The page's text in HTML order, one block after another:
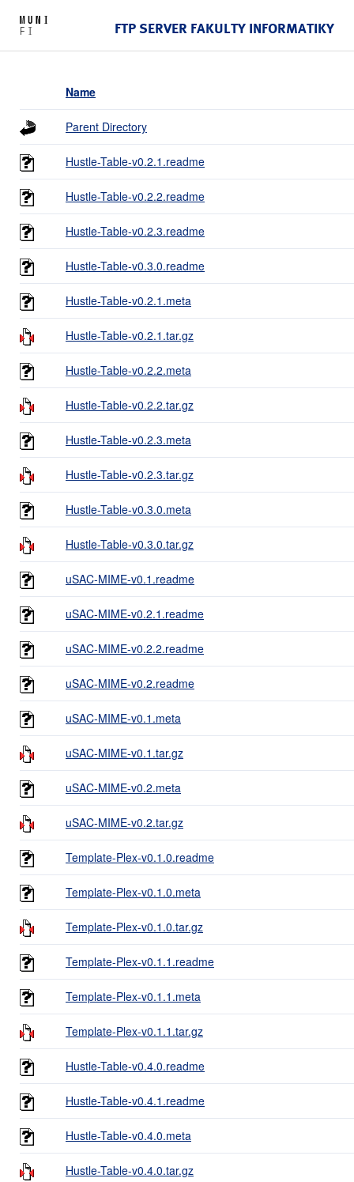
FTP SERVER FAKULTY INFORMATIKY
Name
Parent Directory
Hustle-Table-v0.2.1.readme
Hustle-Table-v0.2.2.readme
Hustle-Table-v0.2.3.readme
Hustle-Table-v0.3.0.readme
Hustle-Table-v0.2.1.meta
Hustle-Table-v0.2.1.tar.gz
Hustle-Table-v0.2.2.meta
Hustle-Table-v0.2.2.tar.gz
Hustle-Table-v0.2.3.meta
Hustle-Table-v0.2.3.tar.gz
Hustle-Table-v0.3.0.meta
Hustle-Table-v0.3.0.tar.gz
uSAC-MIME-v0.1.readme
uSAC-MIME-v0.2.1.readme
uSAC-MIME-v0.2.2.readme
uSAC-MIME-v0.2.readme
uSAC-MIME-v0.1.meta
uSAC-MIME-v0.1.tar.gz
uSAC-MIME-v0.2.meta
uSAC-MIME-v0.2.tar.gz
Template-Plex-v0.1.0.readme
Template-Plex-v0.1.0.meta
Template-Plex-v0.1.0.tar.gz
Template-Plex-v0.1.1.readme
Template-Plex-v0.1.1.meta
Template-Plex-v0.1.1.tar.gz
Hustle-Table-v0.4.0.readme
Hustle-Table-v0.4.1.readme
Hustle-Table-v0.4.0.meta
Hustle-Table-v0.4.0.tar.gz